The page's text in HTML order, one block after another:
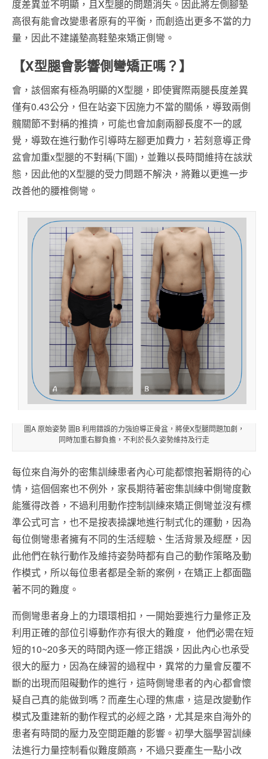
度差異並不明顯，且X型腿的問題消失。因此將左側腳墊
高很有能會改變患者原有的平衡，而創造出更多不當的力
量，因此不建議墊高鞋墊來矯正側彎。
【X型腿會影響側彎矯正嗎？】
會，該個案有極為明顯的X型腿，即使實際兩腿長度差異
僅有0.43公分，但在站姿下因施力不當的關係，導致兩側
髖關節不對稱的推擠，可能也會加劇兩腳長度不一的感
覺，導致在進行動作引導時左腳更加費力，若刻意導正骨
盆會加重x型腿的不對稱(下圖)，並難以長時間維持在該狀
態，因此他的X型腿的受力問題不解決，將難以更進一步
改善他的腰椎側彎。
圖A 原始姿勢 圖B 利用錯誤的力強迫導正骨盆，將使X型腿問題加劇，
同時加重右腳負擔，不利於長久姿勢維持及行走
每位來自海外的密集訓練患者內心可能都懷抱著期待的心
情，這個個案也不例外，家長期待著密集訓練中側彎度數
能獲得改善，不過利用動作控制訓練來矯正側彎並沒有標
準公式可言，也不是按表操課地進行制式化的運動，因為
每位側彎患者擁有不同的生活經驗、生活背景及經歷，因
此他們在執行動作及維持姿勢時都有自己的動作策略及動
作模式，所以每位患者都是全新的案例，在矯正上都面臨
著不同的難度。
而側彎患者身上的力環環相扣，一開始要進行力量修正及
利用正確的部位引導動作亦有很大的難度， 他們必需在短
短的10~20多天的時間內逐一修正錯誤，因此內心也承受
很大的壓力，因為在練習的過程中，異常的力量會反覆不
斷的出現而阻礙動作的進行，這時側彎患者的內心都會懷
疑自己真的能做到嗎？而產生心理的焦慮，這是改變動作
模式及重建新的動作程式的必經之路，尤其是來自海外的
患者有時間的壓力及空間距離的影響。初學大腦學習訓練
法進行力量控制看似難度頗高，不過只要產生一點小改